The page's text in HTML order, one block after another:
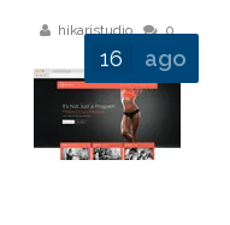
hikaristudio 0
16 ago